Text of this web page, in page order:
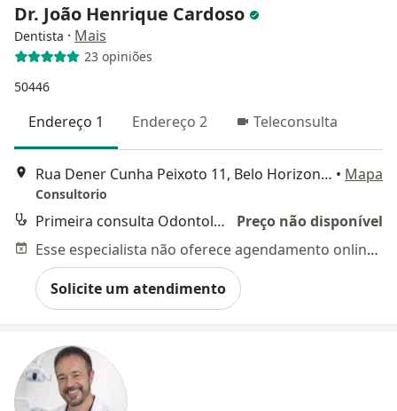
Dr. João Henrique Cardoso
Dentista · Mais
23 opiniões
50446
Endereço 1 Endereço 2 Teleconsulta
Rua Dener Cunha Peixoto 11, Belo Horizonte • Mapa
Consultorio
Primeira consulta Odontológica
Preço não disponível
Esse especialista não oferece agendamento online para esse endereço.
Solicite um atendimento